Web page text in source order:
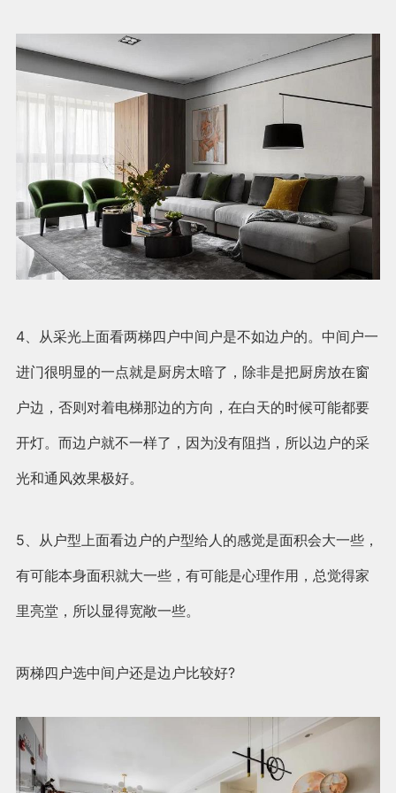
4、从采光上面看两梯四户中间户是不如边户的。中间户一
进门很明显的一点就是厨房太暗了，除非是把厨房放在窗
户边，否则对着电梯那边的方向，在白天的时候可能都要
开灯。而边户就不一样了，因为没有阻挡，所以边户的采
光和通风效果极好。
5、从户型上面看边户的户型给人的感觉是面积会大一些，
有可能本身面积就大一些，有可能是心理作用，总觉得家
里亮堂，所以显得宽敞一些。
两梯四户选中间户还是边户比较好?